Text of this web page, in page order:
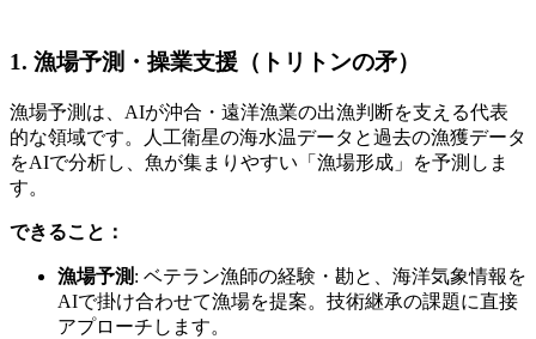
1. 漁場予測・操業支援（トリトンの矛）
漁場予測は、AIが沖合・遠洋漁業の出漁判断を支える代表
的な領域です。人工衛星の海水温データと過去の漁獲データ
をAIで分析し、魚が集まりやすい「漁場形成」を予測しま
す。
できること：
漁場予測 : ベテラン漁師の経験・勘と、海洋気象情報を
AIで掛け合わせて漁場を提案。技術継承の課題に直接
アプローチします。